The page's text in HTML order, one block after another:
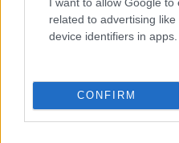
related to advertising
device identifiers in apps.
CONFIRM